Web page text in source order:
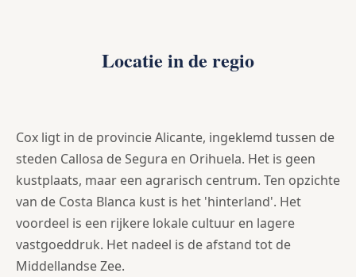
Locatie in de regio
Cox ligt in de provincie Alicante, ingeklemd tussen de
steden Callosa de Segura en Orihuela. Het is geen
kustplaats, maar een agrarisch centrum. Ten opzichte
van de Costa Blanca kust is het 'hinterland'. Het
voordeel is een rijkere lokale cultuur en lagere
vastgoeddruk. Het nadeel is de afstand tot de
Middellandse Zee.